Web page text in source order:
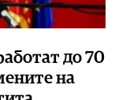
до 70
на